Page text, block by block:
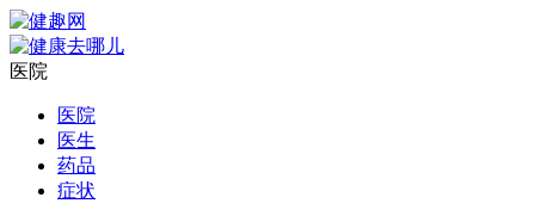
医院
医院
医生
药品
症状